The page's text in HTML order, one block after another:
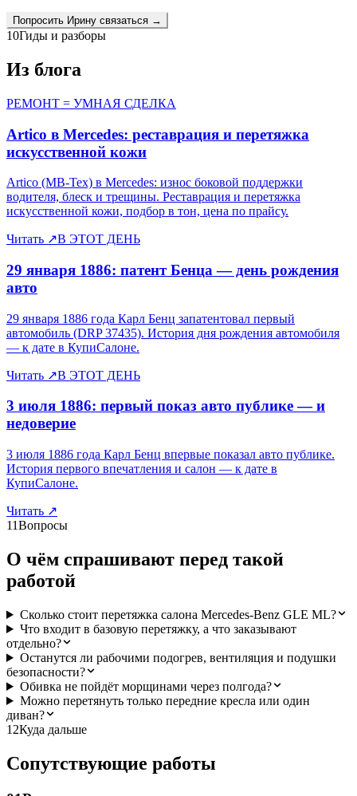
Попросить Ирину связаться →
10Гиды и разборы
Из блога
РЕМОНТ = УМНАЯ СДЕЛКА
Artico в Mercedes: реставрация и перетяжка
искусственной кожи
Artico (MB-Tex) в Mercedes: износ боковой поддержки
водителя, блеск и трещины. Реставрация и перетяжка
искусственной кожи, подбор в тон, цена по прайсу.
Читать ↗В ЭТОТ ДЕНЬ
29 января 1886: патент Бенца — день рождения
авто
29 января 1886 года Карл Бенц запатентовал первый
автомобиль (DRP 37435). История дня рождения автомобиля
— к дате в КупиСалоне.
Читать ↗В ЭТОТ ДЕНЬ
3 июля 1886: первый показ авто публике — и
недоверие
3 июля 1886 года Карл Бенц впервые показал авто публике.
История первого впечатления и салон — к дате в
КупиСалоне.
Читать ↗
11Вопросы
О чём спрашивают перед такой
работой
Сколько стоит перетяжка салона Mercedes-Benz GLE ML?
Что входит в базовую перетяжку, а что заказывают
отдельно?
Останутся ли рабочими подогрев, вентиляция и подушки
безопасности?
Обивка не пойдёт морщинами через полгода?
Можно перетянуть только передние кресла или один
диван?
12Куда дальше
Сопутствующие работы